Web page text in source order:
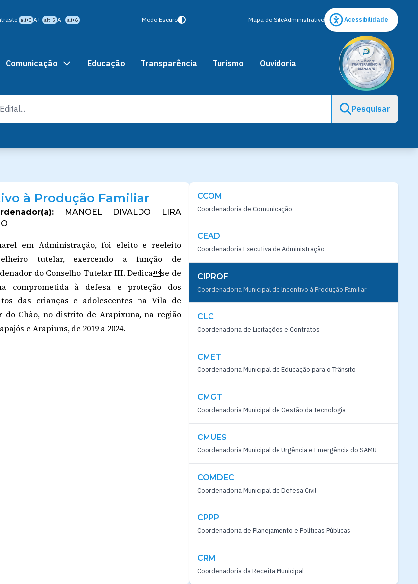
alt+C A+ alt+5 A- alt+6 Modo Escuro Mapa do SiteAdministrativo Acessibilidade
Comunicação Educação Transparência Turismo Ouvidoria
Pesquisar
à Produção Familiar
MANOEL DIVALDO LIRA
em Administração, foi eleito e reeleito
tutelar, exercendo a função de
do Conselho Tutelar III. Dedicase de
comprometida à defesa e proteção dos
das crianças e adolescentes na Vila de
do Chão, no distrito de Arapixuna, na região
e Arapiuns, de 2019 a 2024.
CCOM
Coordenadoria de Comunicação
CEAD
Coordenadoria Executiva de Administração
CIPROF
Coordenadoria Municipal de lncentivo à Produção Familiar
CLC
Coordenadoria de Licitações e Contratos
CMET
Coordenadoria Municipal de Educação para o Trânsito
CMGT
Coordenadoria Municipal de Gestão da Tecnologia
CMUES
Coordenadoria Municipal de Urgência e Emergência do SAMU
COMDEC
Coordenadoria Municipal de Defesa Civil
CPPP
Coordenadoria de Planejamento e Políticas Públicas
CRM
Coordenadoria da Receita Municipal